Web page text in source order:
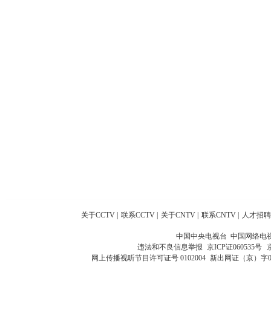
关于CCTV 联系CCTV 关于CNTV 联系CNTV 人才招聘
中国中央电视台 中国网络电
违法和不良信息举报 京ICP证060535号
网上传播视听节目许可证号 0102004 新出网证（京）